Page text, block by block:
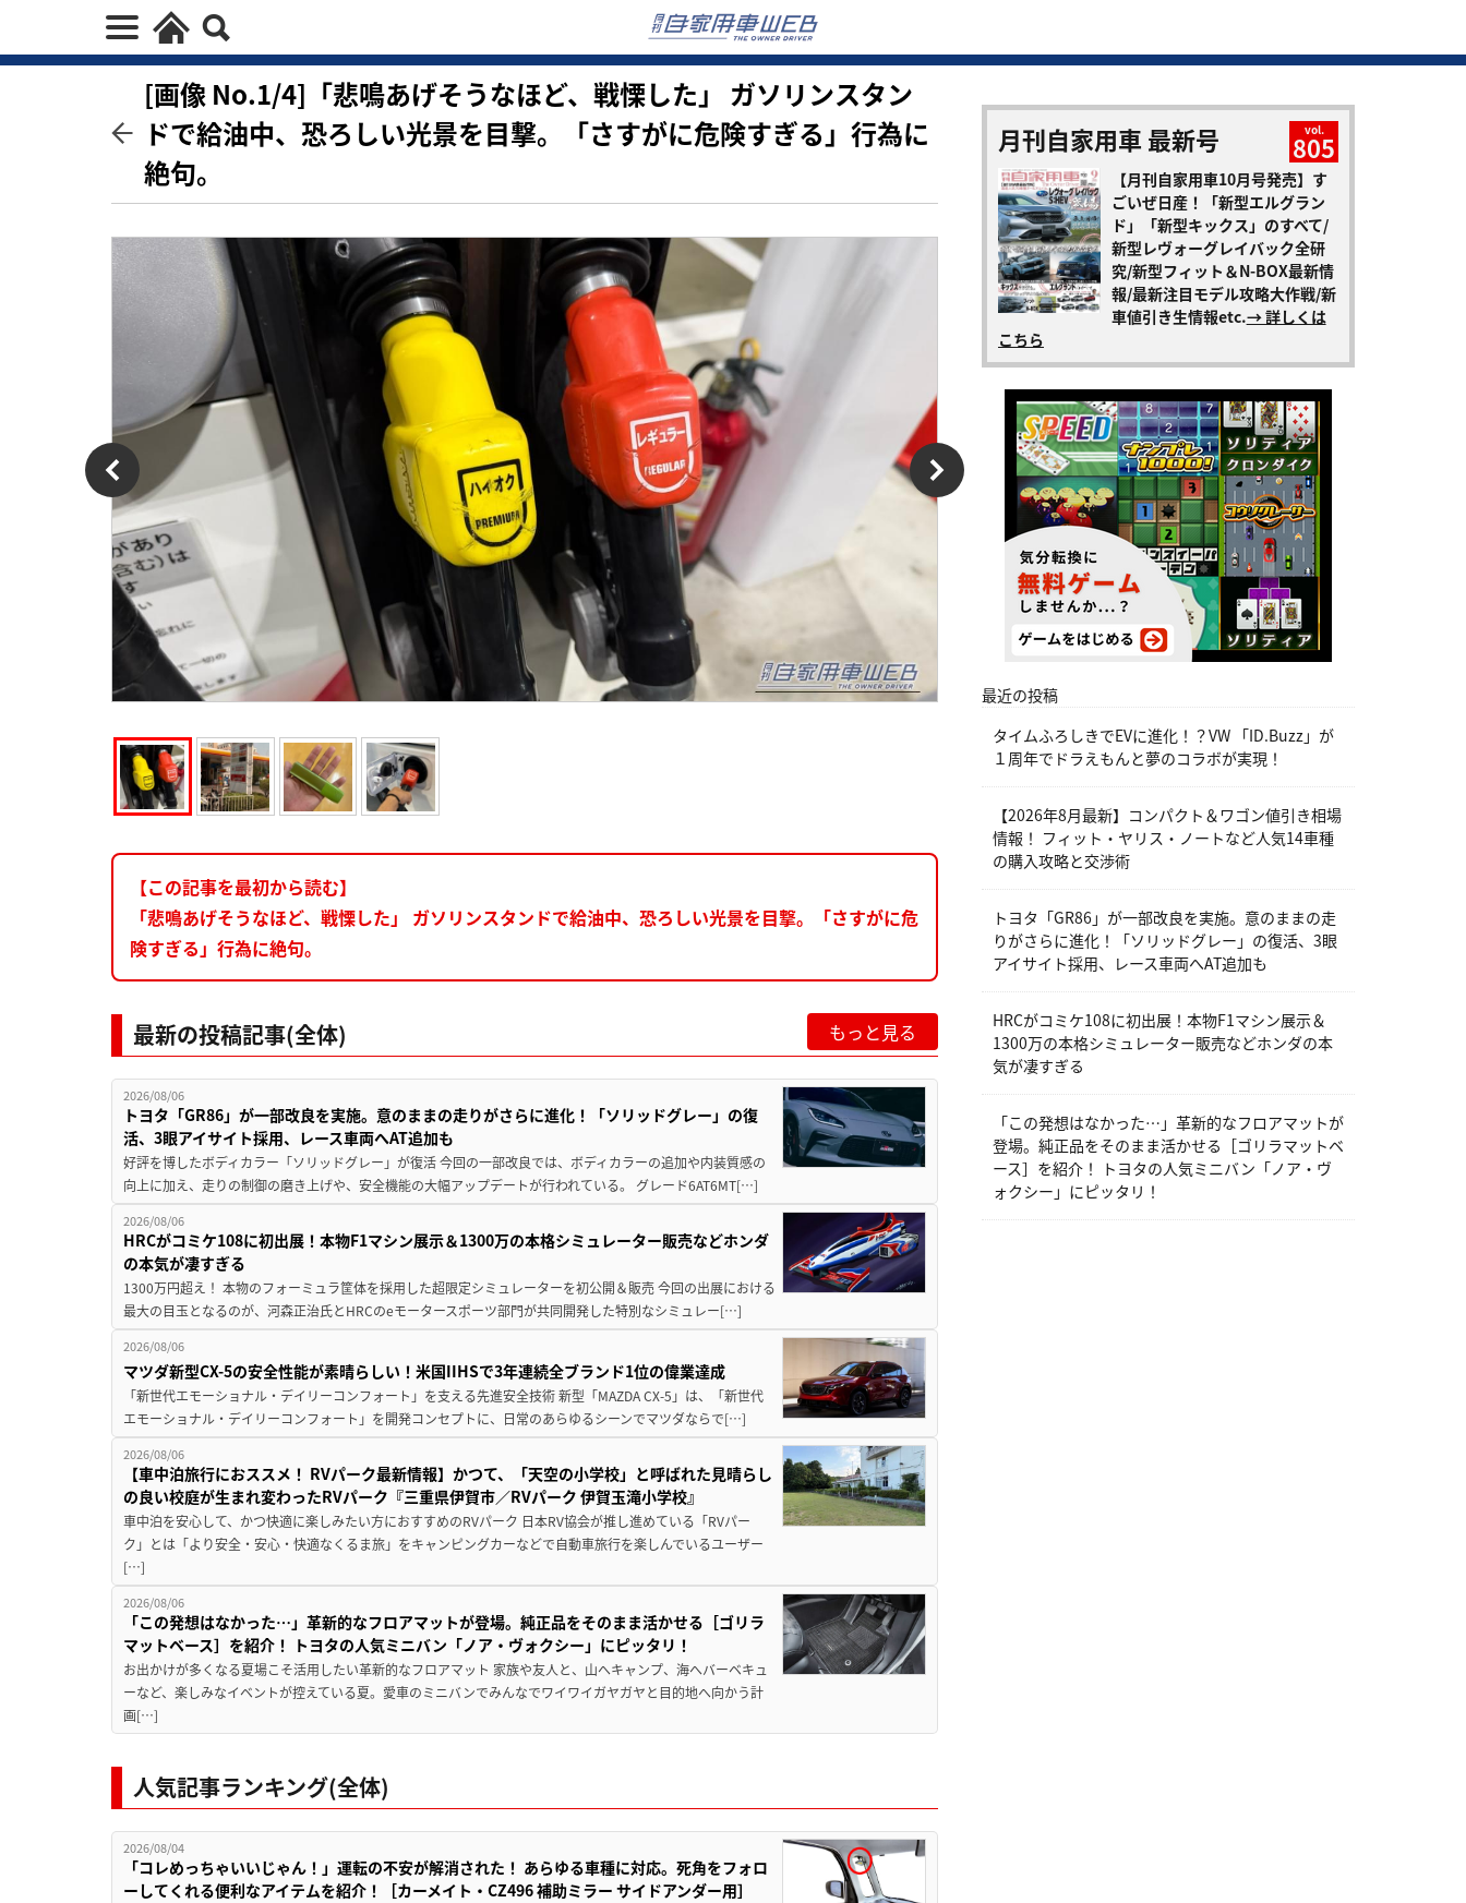
[画像 No.1/4]「悲鳴あげそうなほど、戦慄した」 ガソリンスタン
ドで給油中、恐ろしい光景を目撃。「さすがに危険すぎる」行為に
絶句。
【この記事を最初から読む】
「悲鳴あげそうなほど、戦慄した」 ガソリンスタンドで給油中、恐ろしい光景を目撃。「さすがに危
険すぎる」行為に絶句。
最新の投稿記事(全体) もっと見る
2026/08/06
トヨタ「GR86」が一部改良を実施。意のままの走りがさらに進化！「ソリッドグレー」の復
活、3眼アイサイト採用、レース車両へAT追加も
好評を博したボディカラー「ソリッドグレー」が復活 今回の一部改良では、ボディカラーの追加や内装質感の
向上に加え、走りの制御の磨き上げや、安全機能の大幅アップデートが行われている。 グレード6AT6MT[…]
2026/08/06
HRCがコミケ108に初出展！本物F1マシン展示＆1300万の本格シミュレーター販売などホンダ
の本気が凄すぎる
1300万円超え！ 本物のフォーミュラ筐体を採用した超限定シミュレーターを初公開＆販売 今回の出展における
最大の目玉となるのが、河森正治氏とHRCのeモータースポーツ部門が共同開発した特別なシミュレー[…]
2026/08/06
マツダ新型CX-5の安全性能が素晴らしい！米国IIHSで3年連続全ブランド1位の偉業達成
「新世代エモーショナル・デイリーコンフォート」を支える先進安全技術 新型「MAZDA CX-5」は、「新世代
エモーショナル・デイリーコンフォート」を開発コンセプトに、日常のあらゆるシーンでマツダならで[…]
2026/08/06
【車中泊旅行におススメ！ RVパーク最新情報】かつて、「天空の小学校」と呼ばれた見晴らし
の良い校庭が生まれ変わったRVパーク『三重県伊賀市／RVパーク 伊賀玉滝小学校』
車中泊を安心して、かつ快適に楽しみたい方におすすめのRVパーク 日本RV協会が推し進めている「RVパー
ク」とは「より安全・安心・快適なくるま旅」をキャンピングカーなどで自動車旅行を楽しんでいるユーザー
[…]
2026/08/06
「この発想はなかった…」革新的なフロアマットが登場。純正品をそのまま活かせる［ゴリラ
マットベース］を紹介！ トヨタの人気ミニバン「ノア・ヴォクシー」にピッタリ！
お出かけが多くなる夏場こそ活用したい革新的なフロアマット 家族や友人と、山へキャンプ、海へバーベキュ
ーなど、楽しみなイベントが控えている夏。愛車のミニバンでみんなでワイワイガヤガヤと目的地へ向かう計
画[…]
人気記事ランキング(全体)
2026/08/04
「コレめっちゃいいじゃん！」運転の不安が解消された！ あらゆる車種に対応。死角をフォロ
ーしてくれる便利なアイテムを紹介！［カーメイト・CZ496 補助ミラー サイドアンダー用］
月刊自家用車 最新号 vol.
805
【月刊自家用車10月号発売】す
ごいぜ日産！「新型エルグラン
ド」「新型キックス」のすべて/
新型レヴォーグレイバック全研
究/新型フィット＆N-BOX最新情
報/最新注目モデル攻略大作戦/新
車値引き生情報etc.→ 詳しくは
こちら
最近の投稿
タイムふろしきでEVに進化！？VW 「ID.Buzz」が
１周年でドラえもんと夢のコラボが実現！
【2026年8月最新】コンパクト＆ワゴン値引き相場
情報！ フィット・ヤリス・ノートなど人気14車種
の購入攻略と交渉術
トヨタ「GR86」が一部改良を実施。意のままの走
りがさらに進化！「ソリッドグレー」の復活、3眼
アイサイト採用、レース車両へAT追加も
HRCがコミケ108に初出展！本物F1マシン展示＆
1300万の本格シミュレーター販売などホンダの本
気が凄すぎる
「この発想はなかった…」革新的なフロアマットが
登場。純正品をそのまま活かせる［ゴリラマットベ
ース］を紹介！ トヨタの人気ミニバン「ノア・ヴ
ォクシー」にピッタリ！